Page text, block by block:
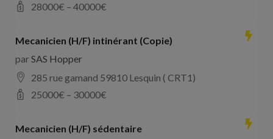
28000€ – 40000€
Mecanicien (H/F) intinérant (Copie)
parSAS Hopper
285 rue gamand 59810 Lesquin ( CRT1)
25000€ – 30000€
Mecanicien (H/F) sédentaire